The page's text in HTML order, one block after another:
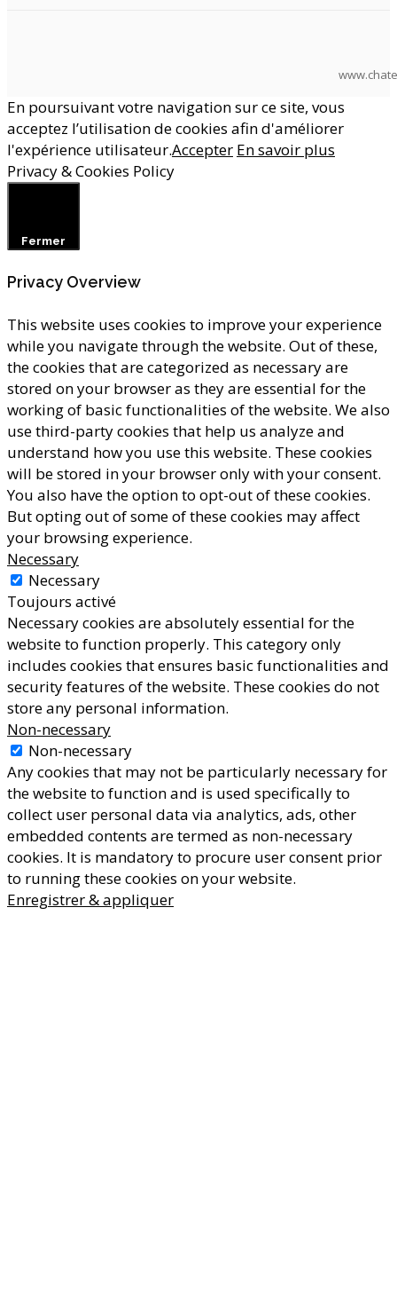
En poursuivant votre navigation sur ce site, vous
acceptez l’utilisation de cookies afin d'améliorer
l'expérience utilisateur.Accepter En savoir plus
Privacy & Cookies Policy
Fermer
Privacy Overview
This website uses cookies to improve your experience
while you navigate through the website. Out of these,
the cookies that are categorized as necessary are
stored on your browser as they are essential for the
working of basic functionalities of the website. We also
use third-party cookies that help us analyze and
understand how you use this website. These cookies
will be stored in your browser only with your consent.
You also have the option to opt-out of these cookies.
But opting out of some of these cookies may affect
your browsing experience.
Necessary
Necessary
Toujours activé
Necessary cookies are absolutely essential for the
website to function properly. This category only
includes cookies that ensures basic functionalities and
security features of the website. These cookies do not
store any personal information.
Non-necessary
Non-necessary
Any cookies that may not be particularly necessary for
the website to function and is used specifically to
collect user personal data via analytics, ads, other
embedded contents are termed as non-necessary
cookies. It is mandatory to procure user consent prior
to running these cookies on your website.
Enregistrer & appliquer